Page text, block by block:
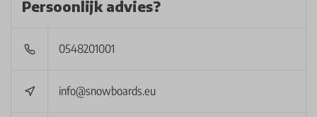
Persoonlijk advies?
0548201001
info@snowboards.eu